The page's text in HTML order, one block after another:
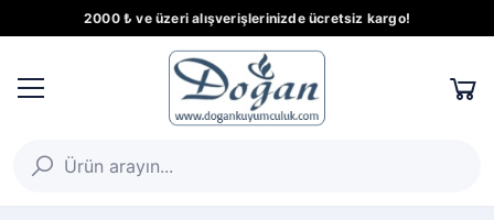
2000 ₺ ve üzeri alışverişlerinizde ücretsiz kargo!